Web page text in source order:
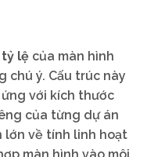
tỷ lệ của màn hình
chú ý. Cấu trúc này
với kích thước
của từng dự án
lớn về tính linh hoạt